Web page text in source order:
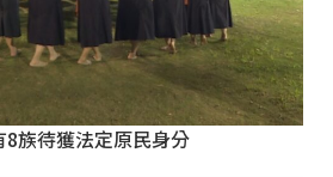
族待獲法定原民身分